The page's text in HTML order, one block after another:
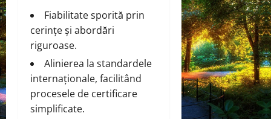
Fiabilitate sporită prin
cerințe și abordări
riguroase.
Alinierea la standardele
internaționale, facilitând
procesele de certificare
simplificate.